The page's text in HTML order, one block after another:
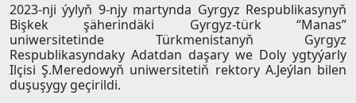
2023-nji ýylyň 9-njy martynda Gyrgyz Respublikasynyň
Bişkek şäherindäki Gyrgyz-türk “Manas”
uniwersitetinde Türkmenistanyň Gyrgyz
Respublikasyndaky Adatdan daşary we Doly ygtyýarly
Ilçisi Ş.Meredowyň uniwersitetiň rektory A.Jeýlan bilen
duşuşygy geçirildi.